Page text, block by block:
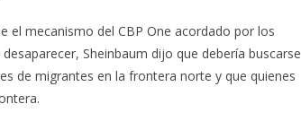
el mecanismo del CBP One acordado por los
Sheinbaum dijo que debería buscarse
de migrantes en la frontera norte y que quienes